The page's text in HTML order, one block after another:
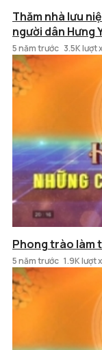
Thăm nhà lưu
người dân Hưng
5 năm trước 3.5K lượt
Phong trào làm
5 năm trước 1.9K lượt